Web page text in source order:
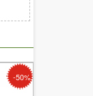
-50%